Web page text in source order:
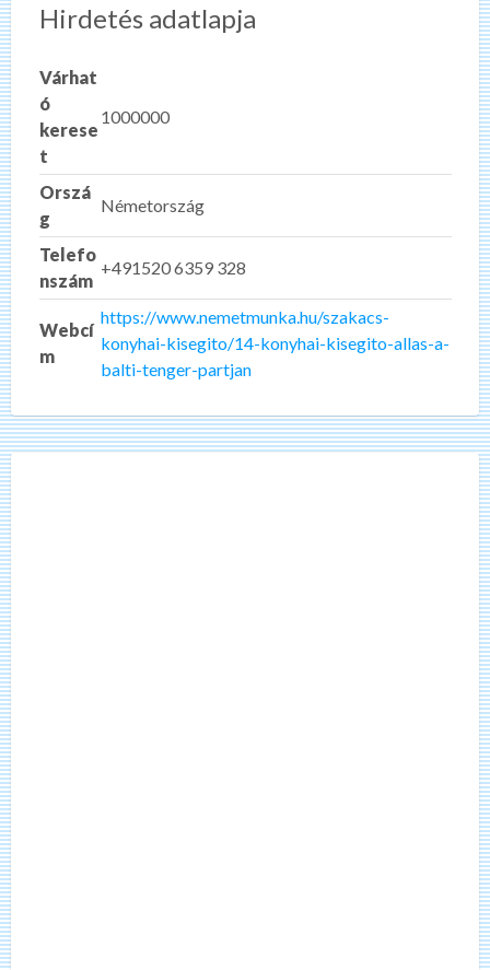
Hirdetés adatlapja
Várhat
ó
kerese
t
1000000
Orszá
g
Németország
Telefo
nszám
+491520 6359 328
Webcí
m
https://www.nemetmunka.hu/szakacs-
konyhai-kisegito/14-konyhai-kisegito-allas-a-
balti-tenger-partjan